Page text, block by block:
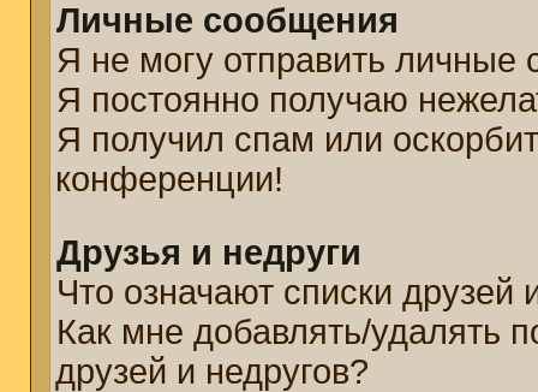
Личные сообщения
Я не могу отправить личные
Я постоянно получаю
Я получил спам или
конференции!
Друзья и недруги
Что означают списки друзей
Как мне добавлять/удалять
друзей и недругов?